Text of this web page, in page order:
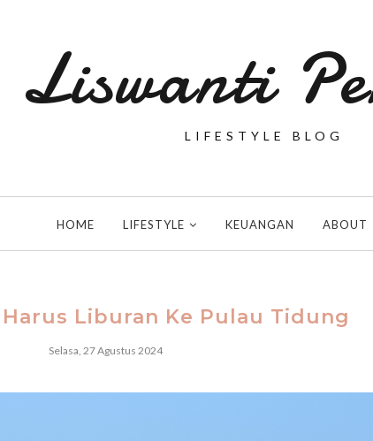
Liswanti
LIFESTYLE BLOG
HOME LIFESTYLE KEUANGAN ABOUT
Liburan Ke Pulau Tidung
Selasa, 27 Agustus 2024